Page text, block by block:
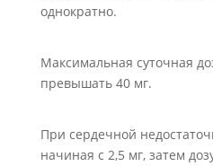
однократно.
Максимальная суточная
превышать 40 мг.
При сердечной
начиная с 2,5 мг, затем